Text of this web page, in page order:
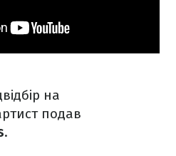
на
подав
.